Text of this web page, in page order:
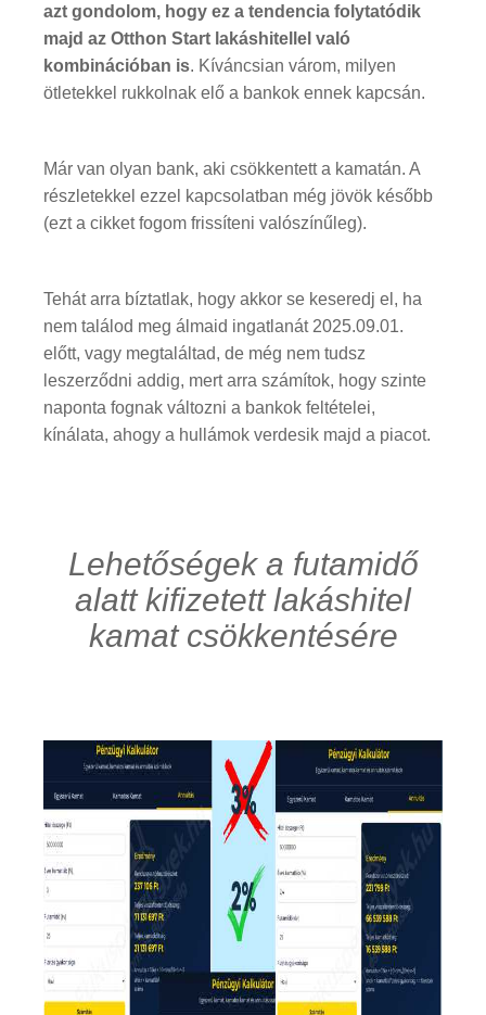
azt gondolom, hogy ez a tendencia folytatódik
majd az Otthon Start lakáshitellel való
kombinációban is. Kíváncsian várom, milyen
ötletekkel rukkolnak elő a bankok ennek kapcsán.
Már van olyan bank, aki csökkentett a kamatán. A
részletekkel ezzel kapcsolatban még jövök később
(ezt a cikket fogom frissíteni valószínűleg).
Tehát arra bíztatlak, hogy akkor se keseredj el, ha
nem találod meg álmaid ingatlanát 2025.09.01.
előtt, vagy megtaláltad, de még nem tudsz
leszerződni addig, mert arra számítok, hogy szinte
naponta fognak változni a bankok feltételei,
kínálata, ahogy a hullámok verdesik majd a piacot.
Lehetőségek a futamidő
alatt kifizetett lakáshitel
kamat csökkentésére